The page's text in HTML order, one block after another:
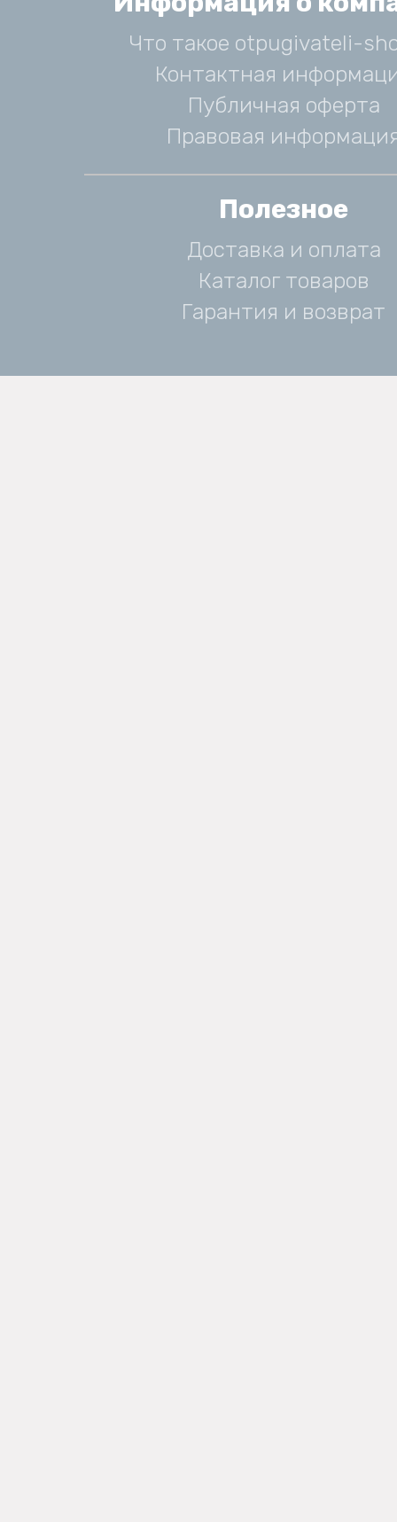
Что такое otpugivateli-
Контактная
Публичная оферта
Правовая
Полезное
Доставка и оплата
Каталог товаров
Гарантия и возврат